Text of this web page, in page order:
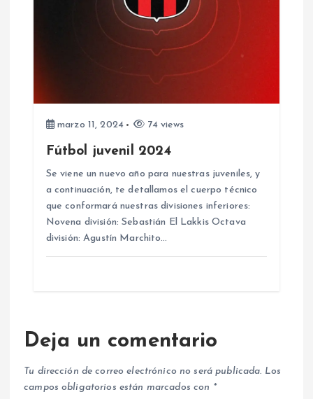
marzo 11, 2024 74 views
Fútbol juvenil 2024
Se viene un nuevo año para nuestras juveniles, y
a continuación, te detallamos el cuerpo técnico
que conformará nuestras divisiones inferiores:
Novena división: Sebastián El Lakkis Octava
división: Agustín Marchito…
Deja un comentario
Tu dirección de correo electrónico no será publicada. Los
campos obligatorios están marcados con *